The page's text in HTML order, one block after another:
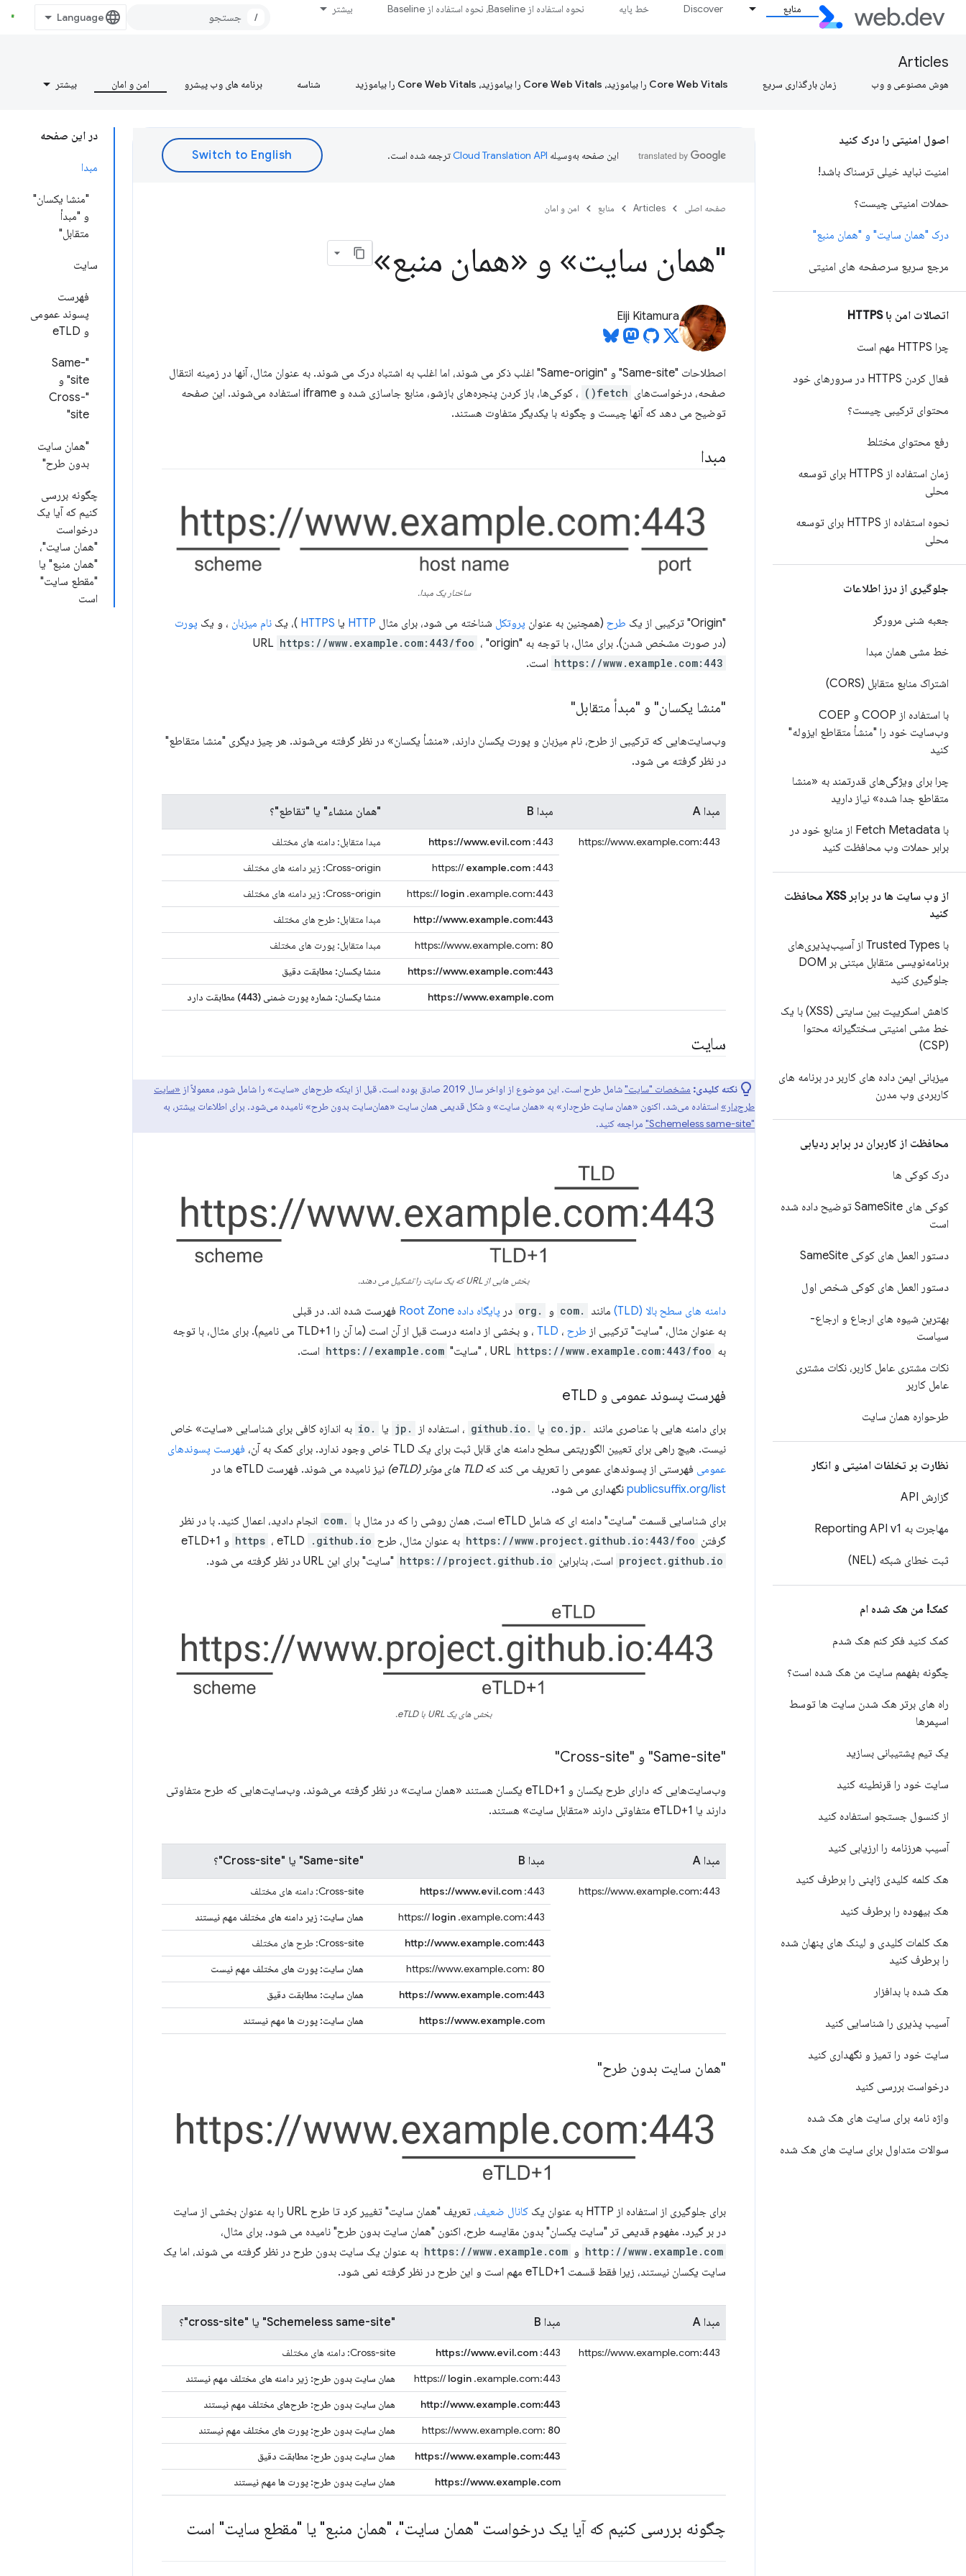
منابع Discover خط پایه نحوه استفاده از Baseline، نحوه استفاده از Baseline بیشتر
/
Articles
هوش مصنوعی و وب زمان بارگذاری سریع Core Web Vitals را بیاموزید، Core Web Vitals را بیاموزید، Core Web Vitals را بیاموزید شناسه برنامه های وب پیشرو امن و امان بیشتر
اصول امنیتی را درک کنید
امنیت نباید خیلی ترسناک باشد!
حملات امنیتی چیست؟
درک "همان سایت" و "همان منبع"
مرجع سریع سرصفحه های امنیتی
اتصالات امن با HTTPS
چرا HTTPS مهم است
فعال کردن HTTPS در سرورهای خود
محتوای ترکیبی چیست؟
رفع محتوای مختلط
زمان استفاده از HTTPS برای توسعه
محلی
نحوه استفاده از HTTPS برای توسعه
محلی
جلوگیری از درز اطلاعات
جعبه شنی مرورگر
خط مشی همان مبدا
اشتراک منابع متقابل (CORS)
با استفاده از COOP و COEP
وب‌سایت خود را "منشأ متقاطع ایزوله"
کنید
چرا برای ویژگی‌های قدرتمند به «منشا
متقاطع جدا شده» نیاز دارید
با Fetch Metadata از منابع خود در
برابر حملات وب محافظت کنید
از وب سایت ها در برابر XSS محافظت
کنید
با Trusted Types از آسیب‌پذیری‌های
برنامه‌نویسی متقابل مبتنی بر DOM
جلوگیری کنید
کاهش اسکریپت بین سایتی (XSS) با یک
خط مشی امنیتی سختگیرانه محتوا
(CSP)
میزبانی ایمن داده های کاربر در برنامه های
کاربردی وب مدرن
محافظت از کاربران در برابر ردیابی
درک کوکی ها
کوکی های Same
Site توضیح داده شده
است
دستور العمل های کوکی Same Site
دستور العمل های کوکی شخص اول
بهترین شیوه های ارجاع و ارجاع-
سیاست
نکات مشتری عامل کاربر، نکات مشتری
عامل کاربر
طرحواره همان سایت
نظارت بر تخلفات امنیتی و انکار
گزارش API
مهاجرت به Reporting API v1
ثبت خطای شبکه (NEL)
کمک! من هک شده ام
کمک کنید فکر کنم هک شدم
چگونه بفهمم سایت من هک شده است؟
راه های برتر هک شدن سایت ها توسط
اسپمرها
یک تیم پشتیبانی بسازید
سایت خود را قرنطینه کنید
از کنسول جستجو استفاده کنید
آسیب هرزنامه را ارزیابی کنید
هک کلمه کلیدی ژاپنی را برطرف کنید
هک بیهوده را برطرف کنید
هک کلمات کلیدی و لینک های پنهان شده
را برطرف کنید
هک شده با بدافزار
آسیب پذیری را شناسایی کنید
سایت خود را تمیز و نگهداری کنید
درخواست بررسی کنید
واژه نامه برای سایت های هک شده
سوالات متداول برای سایت های هک شده
در این صفحه
مبدا
"منشا یکسان"
و "مبدأ
متقابل"
سایت
فهرست
پسوند عمومی
و eTLD
"Same-
site" و
"Cross-
site"
"همان سایت
بدون طرح"
چگونه بررسی
کنیم که آیا یک
درخواست
"همان سایت"،
"همان منبع" یا
"مقطع سایت"
است
این صفحه به‌وسیله ترجمه شده است.
صفحه اصلی Articles منابع امن و امان
"همان سایت» و «همان منبع»
Eiji Kitamura
اصطلاحات "Same-site" و "Same-origin" اغلب ذکر می شوند، اما اغلب به اشتباه درک می شوند. به عنوان مثال، آنها در زمینه انتقال
صفحه، درخواست‌های fetch()
، کوکی‌ها، باز کردن پنجره‌های بازشو، منابع جاسازی شده و iframe استفاده می‌شوند. این صفحه
توضیح می دهد که آنها چیست و چگونه با یکدیگر متفاوت هستند.
مبدا
ساختار یک مبدا.
"Origin" ترکیبی از یک طرح (همچنین به عنوان پروتکل شناخته می شود، برای مثال HTTP یا HTTPS )، یک نام میزبان ، و یک پورت
(در صورت مشخص شدن). برای مثال، با توجه به URL
https://www.example.com:443/foo ، "origin"
https://www.example.com:443 است.
"منشا یکسان" و "مبدأ متقابل"
وب‌سایت‌هایی که ترکیبی از طرح، نام میزبان و پورت یکسان دارند، «منشأ یکسان» در نظر گرفته می‌شوند. هر چیز دیگری "منشا متقاطع"
در نظر گرفته می شود.
مبدا A مبدا B "همان منشاء" یا "تقاطع"؟
https://www.example.com:443
https://www.evil.com :443
مبدا متقابل: دامنه های مختلف
https:// example.com :443
Cross-origin: زیر دامنه های مختلف
https:// login .example.com:443
Cross-origin: زیر دامنه های مختلف
http://www.example.com:443
مبدا متقابل: طرح های مختلف
https://www.example.com: 80
مبدا متقابل: پورت های مختلف
https://www.example.com:443
منشا یکسان: مطابقت دقیق
https://www.example.com
منشا یکسان: شماره پورت ضمنی (443) مطابقت دارد
سایت
نکته کلیدی: مشخصات "سایت"شامل طرح است. این موضوع از اواخر سال 2019 صادق بوده است. قبل از اینکه طرح‌های «سایت» را شامل شود، معمولاً از
«سایت
طرح‌دار» استفاده می‌شد. اکنون «همان سایت طرح‌دار» به «همان سایت» و شکل قدیمی همان سایت «همان‌سایت بدون طرح» نامیده می‌شود. برای اطلاعات بیشتر، به
"Schemeless same-site"
مراجعه کنید.
بخش هایی از URL که یک سایت را تشکیل می دهند.
دامنه های سطح بالا (TLD) مانند .com و .org در پایگاه داده Root Zone
فهرست شده اند. در قبلی
به عنوان مثال، "سایت" ترکیبی از طرح ، TLD
، و بخشی از دامنه درست قبل از آن است (ما آن را TLD+1 می نامیم). برای مثال، با توجه
به URL https://www.example.com:443/foo ، "سایت" https://example.com است.
فهرست پسوند عمومی و e TLD
برای دامنه هایی با عناصری مانند .co.jp یا .github.io ، استفاده از .jp یا .io
به اندازه کافی برای شناسایی «سایت» خاص
نیست. هیچ راهی برای تعیین الگوریتمی سطح دامنه های قابل ثبت برای یک TLD خاص وجود ندارد. برای کمک به آن،
فهرست پسوندهای
عمومی فهرستی از پسوندهای عمومی را تعریف می کند کهTLD های موثر (eTLD)
نیز نامیده می شوند. فهرست eTLD ها در
publicsuffix.org/list نگهداری می شود.
برای شناسایی قسمت "سایت" دامنه ای که شامل eTLD است، همان روشی را که در مثال با .com
انجام دادید، اعمال کنید. با در نظر
گرفتن https://www.project.github.io:443/foo به عنوان مثال، طرح https ، eTLD .github.io و eTLD+1
project.github.io است، بنابراین https://project.github.io "سایت" برای این URL در نظر گرفته می شود.
بخش های یک URL با eTLD.
"Same-site" و "Cross-site"
وب‌سایت‌هایی که دارای طرح یکسان و eTLD+1 یکسان هستند «همان سایت» در نظر گرفته می‌شوند. وب‌سایت‌هایی که طرح متفاوتی
دارند یا eTLD+1 متفاوتی دارند «متقابل سایت» هستند.
مبدا A مبدا B "Same-site" یا "Cross-site"؟
https://www.example.com:443
https://www.evil.com :443
Cross-site: دامنه های مختلف
https:// login .example.com:443
همان سایت: زیر دامنه های مختلف مهم نیستند
http://www.example.com:443
Cross-site: طرح های مختلف
https://www.example.com: 80
همان سایت: پورت های مختلف مهم نیست
https://www.example.com:443
همان سایت: مطابقت دقیق
https://www.example.com
همان سایت: پورت ها مهم نیستند
"همان سایت بدون طرح"
برای جلوگیری از استفاده از HTTP به عنوان یک کانال ضعیف،
تعریف "همان سایت" تغییر کرد تا طرح URL را به عنوان بخشی از سایت
در بر گیرد. مفهوم قدیمی تر "سایت یکسان" بدون مقایسه طرح، اکنون "همان سایت بدون طرح" نامیده می شود. برای مثال،
http://www.example.com و https://www.example.com به عنوان یک سایت بدون طرح در نظر گرفته می شوند، اما یک
سایت یکسان نیستند، زیرا فقط قسمت eTLD+1 مهم است و این طرح در نظر گرفته نمی شود.
مبدا A مبدا B "Schemeless same-site" یا "cross-site"؟
https://www.example.com:443
https://www.evil.com :443
Cross-site: دامنه های مختلف
https:// login .example.com:443
همان سایت بدون طرح: زیر دامنه های مختلف مهم نیستند
http://www.example.com:443
همان سایت بدون طرح: طرح‌های مختلف مهم نیستند
https://www.example.com: 80
همان سایت بدون طرح: پورت های مختلف مهم نیستند
https://www.example.com:443
همان سایت بدون طرح: مطابقت دقیق
https://www.example.com
همان سایت بدون طرح: پورت ها مهم نیستند
چگونه بررسی کنیم که آیا یک درخواست "همان سایت"، "همان منبع" یا "مقطع سایت" است